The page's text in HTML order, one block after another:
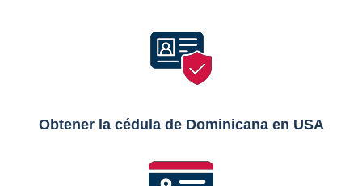
Obtener la cédula de Dominicana en USA